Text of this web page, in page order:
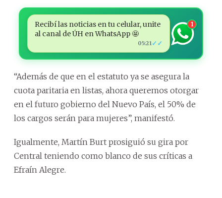
Recibí las noticias en tu celular, unite
al canal de ÚH en WhatsApp 🤩
05:21✓✓
1
“Además de que en el estatuto ya se asegura la
cuota paritaria en listas, ahora queremos otorgar
en el futuro gobierno del Nuevo País, el 50% de
los cargos serán para mujeres”, manifestó.
Igualmente, Martín Burt prosiguió su gira por
Central teniendo como blanco de sus críticas a
Efraín Alegre.